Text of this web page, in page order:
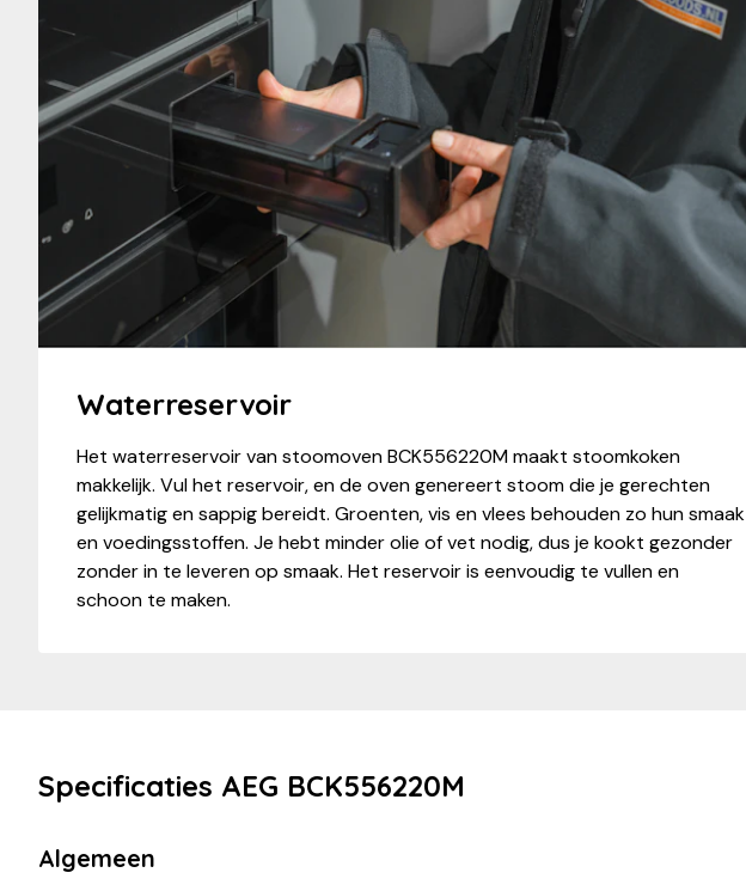
Waterreservoir
Het waterreservoir van stoomoven BCK556220M maakt stoomkoken
makkelijk. Vul het reservoir, en de oven genereert stoom die je gerechten
gelijkmatig en sappig bereidt. Groenten, vis en vlees behouden zo hun smaak
en voedingsstoffen. Je hebt minder olie of vet nodig, dus je kookt gezonder
zonder in te leveren op smaak. Het reservoir is eenvoudig te vullen en
schoon te maken.
Specificaties AEG BCK556220M
Algemeen